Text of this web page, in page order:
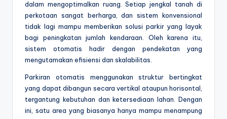
dalam mengoptimalkan ruang. Setiap jengkal tanah di
perkotaan sangat berharga, dan sistem konvensional
tidak lagi mampu memberikan solusi parkir yang layak
bagi peningkatan jumlah kendaraan. Oleh karena itu,
sistem otomatis hadir dengan pendekatan yang
mengutamakan efisiensi dan skalabilitas.
Parkiran otomatis menggunakan struktur bertingkat
yang dapat dibangun secara vertikal ataupun horisontal,
tergantung kebutuhan dan ketersediaan lahan. Dengan
ini, satu area yang biasanya hanya mampu menampung